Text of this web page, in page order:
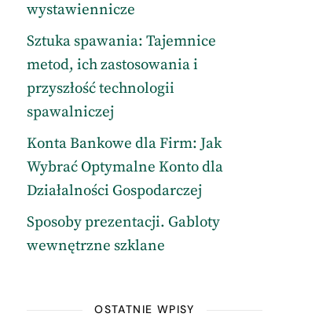
wystawiennicze
Sztuka spawania: Tajemnice
metod, ich zastosowania i
przyszłość technologii
spawalniczej
Konta Bankowe dla Firm: Jak
Wybrać Optymalne Konto dla
Działalności Gospodarczej
Sposoby prezentacji. Gabloty
wewnętrzne szklane
OSTATNIE WPISY